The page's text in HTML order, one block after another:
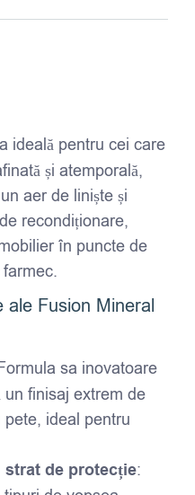
ideală pentru cei care
și atemporală,
aer de liniște și
recondiționare,
în puncte de
ale Fusion Mineral
sa inovatoare
un finisaj extrem de
ideal pentru
strat de protecție: